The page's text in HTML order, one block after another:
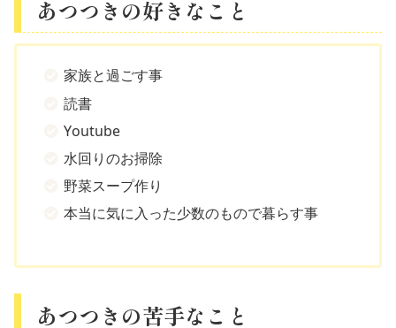
あつつきの好きなこと
家族と過ごす事
読書
Youtube
水回りのお掃除
野菜スープ作り
本当に気に入った少数のもので暮らす事
あつつきの苦手なこと